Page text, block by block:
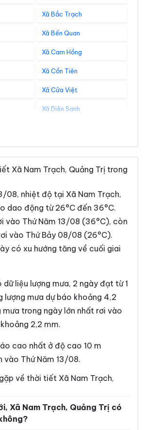
Xã Bắc Trạch
Xã Bến Quan
Xã Cam Hồng
Xã Cồn Tiên
Xã Cửa Việt
Xã Diên Sanh
Xã Hiếu Giang
Xã Hoàn Lão
Xã Khe Sanh
Xã Kim Ngân
Xã La Lay
Xã Nam Ba Đồn
Xã Nam Gianh
Xã Phú Trạch
Xã Sen Ngư
Xã Thượng Trạch
Xã Nam Trạch, Quảng Trị trong
08, nhiệt độ tại Xã Nam Trạch,
dao động từ 26°C đến 36°C.
vào Thứ Năm 13/08 (36°C), còn
vào Thứ Bảy 08/08 (26°C).
có xu hướng tăng về cuối giai
dữ liệu lượng mưa, 2 ngày đạt từ 1
lượng mưa dự báo khoảng 4,2
mưa trong ngày lớn nhất rơi vào
2,2 mm.
cao nhất ở độ cao 10 m
vào Thứ Năm 13/08.
về thời tiết Xã Nam Trạch,
Xã Nam Trạch, Quảng Trị có